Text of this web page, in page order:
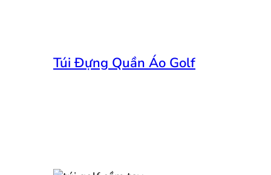
Túi Đựng Quần Áo Golf